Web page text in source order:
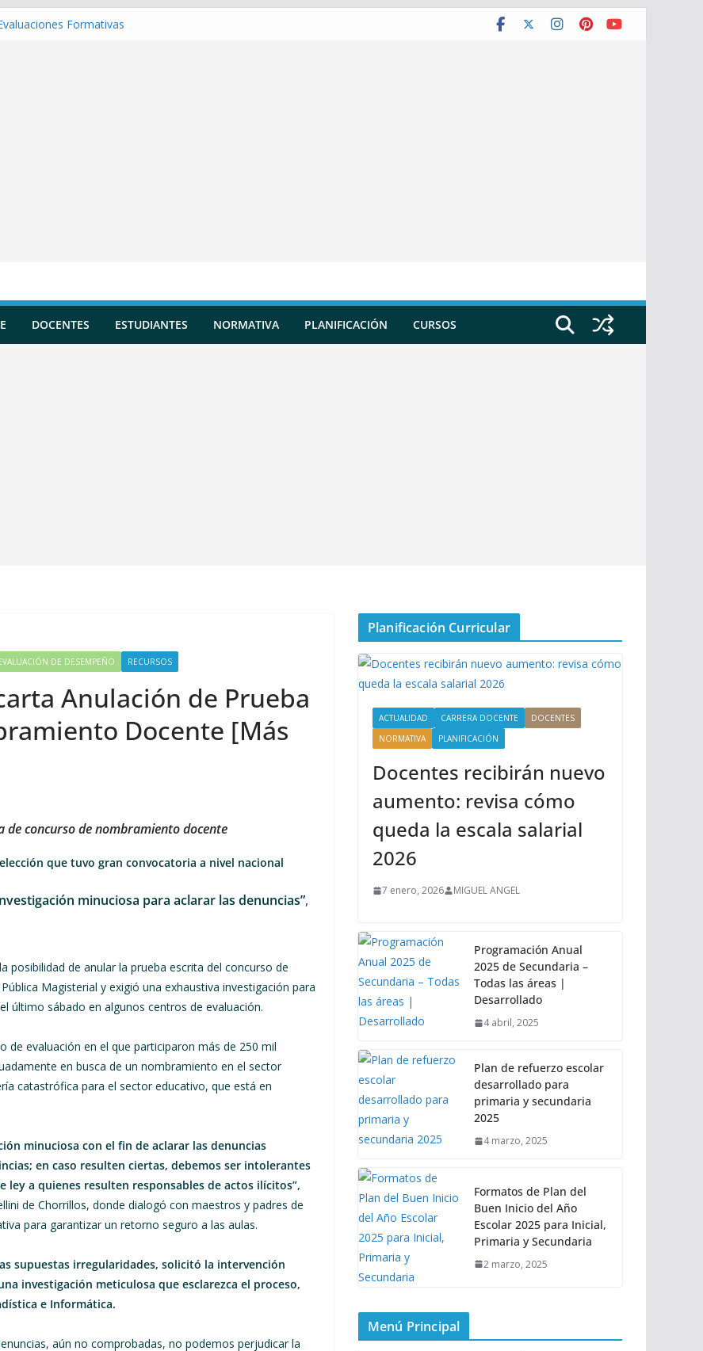
Formativas
DOCENTES ESTUDIANTES NORMATIVA PLANIFICACIÓN CURSOS
DE DESEMPEÑO RECURSOS
Anulación de Prueba
Docente [Más
concurso de nombramiento docente
que tuvo gran convocatoria a nivel nacional
minuciosa para aclarar las denuncias”,
posibilidad de anular la prueba escrita del concurso de
Magisterial y exigió una exhaustiva investigación para
último sábado en algunos centros de evaluación.
evaluación en el que participaron más de 250 mil
en busca de un nombramiento en el sector
catastrófica para el sector educativo, que está en
minuciosa con el fin de aclarar las denuncias
en caso resulten ciertas, debemos ser intolerantes
a quienes resulten responsables de actos ilícitos”,
de Chorrillos, donde dialogó con maestros y padres de
para garantizar un retorno seguro a las aulas.
supuestas irregularidades, solicitó la intervención
investigación meticulosa que esclarezca el proceso,
e Informática.
aún no comprobadas, no podemos perjudicar la
Planificación Curricular
ACTUALIDAD CARRERA DOCENTE
DOCENTES
NORMATIVA
PLANIFICACIÓN
Docentes recibirán nuevo
aumento: revisa cómo
queda la escala salarial
2026
7 enero, 2026 MIGUEL ANGEL
Programación Anual
2025 de Secundaria –
Todas las áreas |
Desarrollado
4 abril, 2025
Plan de refuerzo escolar
desarrollado para
primaria y secundaria
2025
4 marzo, 2025
Formatos de Plan del
Buen Inicio del Año
Escolar 2025 para Inicial,
Primaria y Secundaria
2 marzo, 2025
Menú Principal